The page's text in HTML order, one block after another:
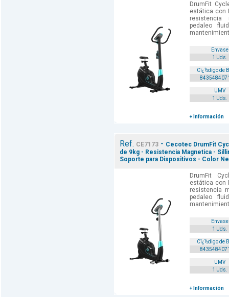
DrumFit
estática con
pedaleo
Envase
1 Uds.
Cï¿½digo de
UMV
1 Uds.
+ Información
Ref. CE7173- Cecotec DrumFit
de 9kg - Resistencia Magnetica -
Soporte para Dispositivos - Color
DrumFit
estática con
resistencia
pedaleo
Envase
1 Uds.
Cï¿½digo de
UMV
1 Uds.
+ Información